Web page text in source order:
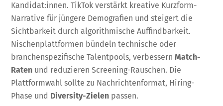
Kandidat:innen. TikTok verstärkt kreative Kurzform-
Narrative für jüngere Demografien und steigert die
Sichtbarkeit durch algorithmische Auffindbarkeit.
Nischenplattformen bündeln technische oder
branchenspezifische Talentpools, verbessernMatch-
Raten und reduzieren Screening-Rauschen. Die
Plattformwahl sollte zu Nachrichtenformat, Hiring-
Phase und Diversity-Zielen passen.